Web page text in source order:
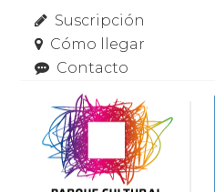
Suscripción
Cómo llegar
Contacto